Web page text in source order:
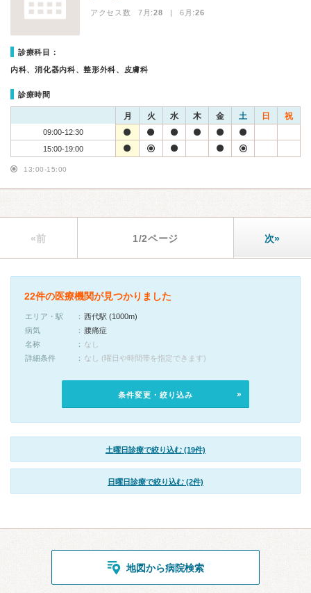
アクセス数 7月:28 | 6月:26
診療科目：
内科、消化器内科、整形外科、皮膚科
診療時間
月 火 水 木 金 土 日 祝
09:00-12:30
15:00-19:00
13:00-15:00
«前 1/2ページ 次»
22件の医療機関が見つかりました
エリア・駅
西代駅 (1000m)
病気
腰痛症
名称
なし
詳細条件
なし (曜日や時間帯を指定できます)
条件変更・絞り込み
土曜日診療で絞り込む (19件)
日曜日診療で絞り込む (2件)
地図から病院検索